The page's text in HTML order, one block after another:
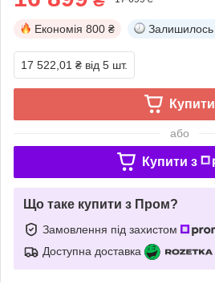
Економія 800 ₴ Залишилось
17 522,01 ₴ від 5 шт.
Купити
або
Купити з
Що таке купити з Пром?
Замовлення під захистом
Доступна доставка